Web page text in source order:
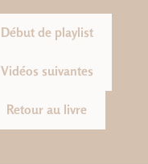
Début de playlist
Vidéos suivantes
Retour au livre